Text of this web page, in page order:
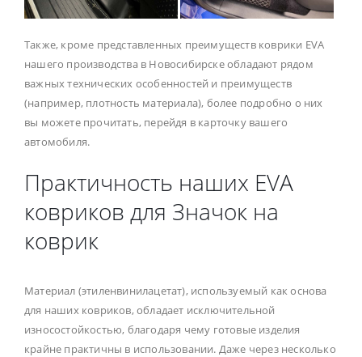
Также, кроме представленных преимуществ коврики EVA
нашего производства в Новосибирске обладают рядом
важных технических особенностей и преимуществ
(например, плотность материала), более подробно о них
вы можете прочитать, перейдя в карточку вашего
автомобиля.
Практичность наших EVA
ковриков для Значок на
коврик
Материал (этиленвинилацетат), используемый как основа
для наших ковриков, обладает исключительной
износостойкостью, благодаря чему готовые изделия
крайне практичны в использовании. Даже через несколько